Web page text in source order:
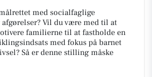
med socialfaglige
Vil du være med til at
familierne til at fastholde en
med fokus på barnet
Så er denne stilling måske